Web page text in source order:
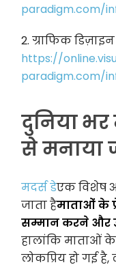
paradigm.com/
2. ग्राफिक
https://
paradigm.com/
दुनिया
से मनाया
मदर्स डेएक विशेष
जाता हैमाताओं के
सम्मान करने और
हालांकि माताओं
लोकप्रिय हो गई